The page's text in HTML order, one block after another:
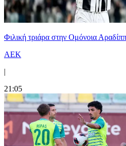
Φιλική τριάρα στην Ομόνοια
ΑΕΚ
|
21:05